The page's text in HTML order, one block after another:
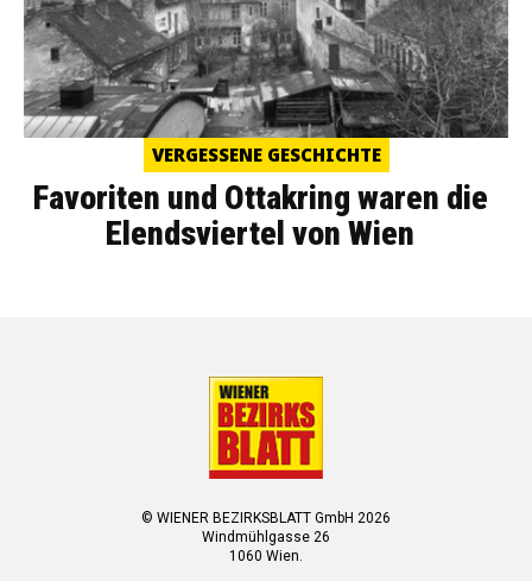
VERGESSENE GESCHICHTE
Favoriten und Ottakring waren die
Elendsviertel von Wien
© WIENER BEZIRKSBLATT GmbH 2026
Windmühlgasse 26
1060 Wien.